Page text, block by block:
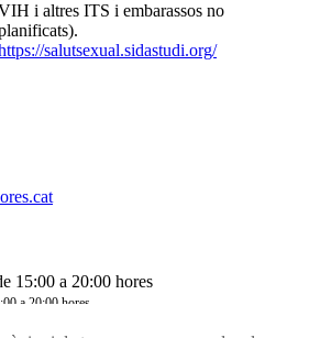
i altres ITS i embarassos no
salutsexual.sidastudi.org/
15:00 a 20:00 hores
a 20:00 hores